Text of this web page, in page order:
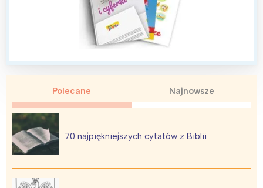
Polecane Najnowsze
70 najpiękniejszych cytatów z Biblii
tego regionu:
Warszawa
Poznań
Wrocław
Śląsk
Północ
Wszystkie
Wybieram